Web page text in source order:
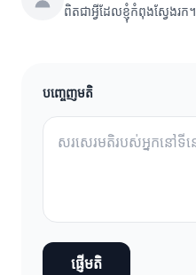
ពិតជាអ្វីដែលខ្ញុំកំពុងស្វែងរក។
បញ្ចេញមតិ
ផ្ញើមតិ